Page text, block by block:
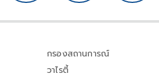
กรองสถานการณ์
วาไรตี้